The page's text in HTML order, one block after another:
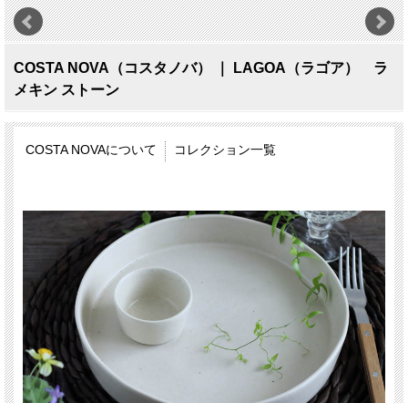
COSTA NOVA（コスタノバ） ｜ LAGOA（ラゴア） ラ
メキン ストーン
COSTA NOVAについて コレクション一覧